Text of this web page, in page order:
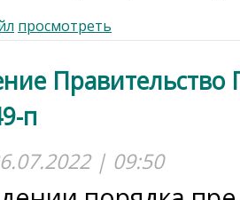
просмотреть
Правительство
п
| 09:50